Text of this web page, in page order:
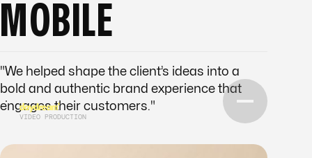
VIDEO PRODUCTION
MOBILE
"We helped shape the client’s ideas into a
bold and authentic brand experience that
engages their customers."